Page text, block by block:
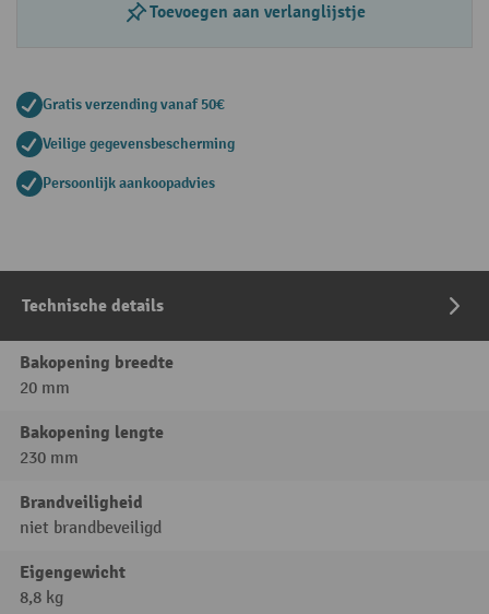
Toevoegen aan verlanglijstje
Gratis verzending vanaf 50€
Veilige gegevensbescherming
Persoonlijk aankoopadvies
Technische details
Bakopening breedte
20 mm
Bakopening lengte
230 mm
Brandveiligheid
niet brandbeveiligd
Eigengewicht
8,8 kg